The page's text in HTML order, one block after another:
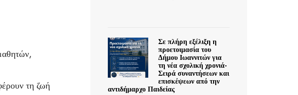
τη ζωή
Σε πλήρη εξέλιξη η
προετοιμασία του
Δήμου Ιωαννιτών για
τη νέα σχολική χρονιά-
Σειρά συναντήσεων και
επισκέψεων από την
αντιδήμαρχο Παιδείας